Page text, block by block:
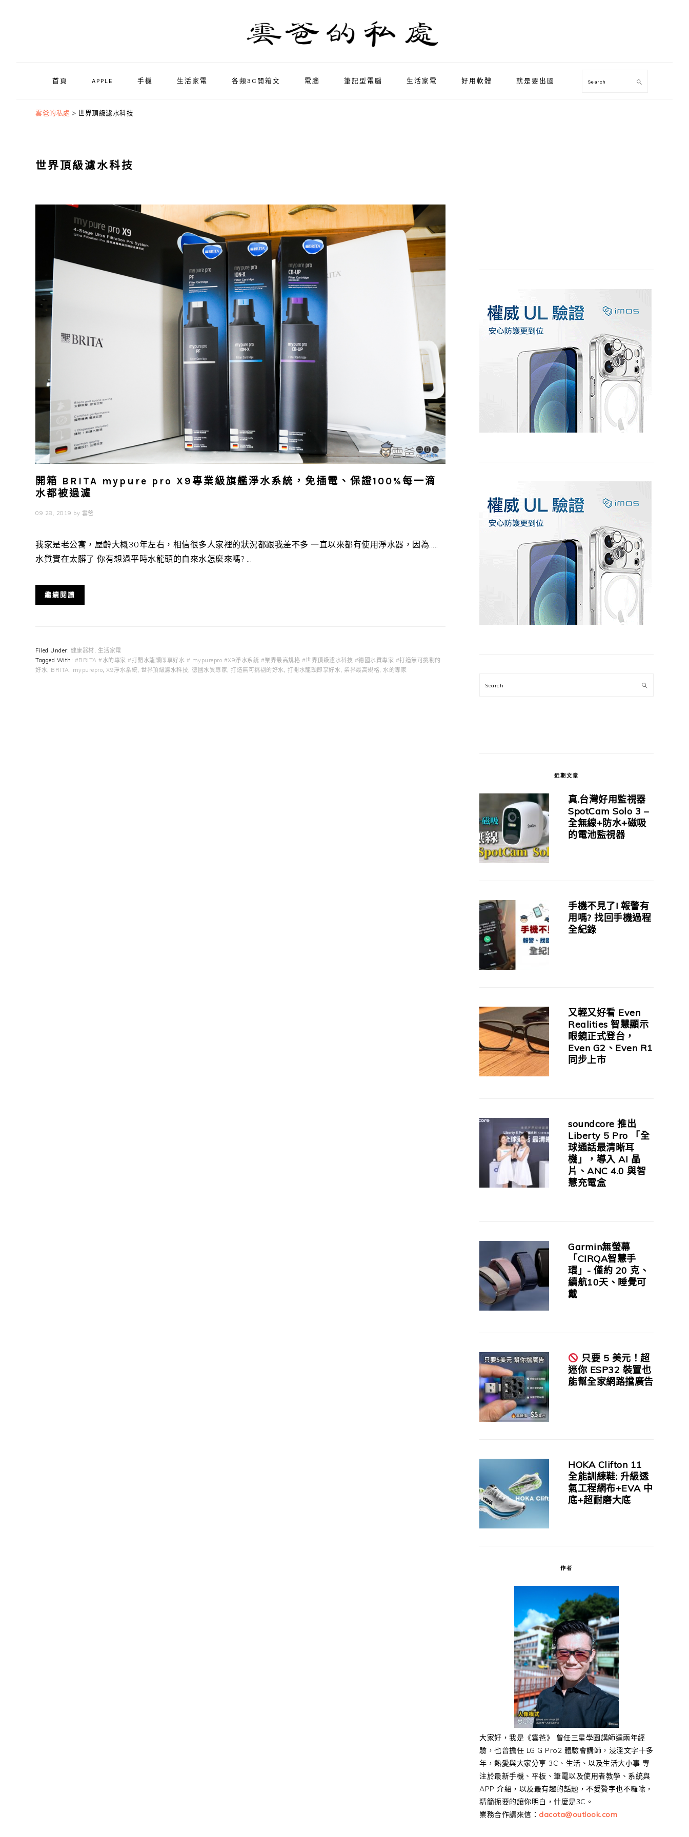
首頁 APPLE 手機 生活家電 各類3C開箱文 電腦 筆記型電腦 生活家電 好用軟體 就是要出國 Search
雲爸的私處 > 世界頂級濾水科技
世界頂級濾水科技
開箱 BRITA mypure pro X9專業級旗艦淨水系統，免插電、保證100%每一滴
水都被過濾
09 28, 2019 by 雲爸
我家是老公寓，屋齡大概30年左右，相信很多人家裡的狀況都跟我差不多 一直以來都有使用淨水器，因為.....
水質實在太髒了 你有想過平時水龍頭的自來水怎麼來嗎? ...
繼續閱讀
Filed Under: 健康器材, 生活家電
Tagged With: #BRITA #水的專家 #打開水龍頭即享好水 # mypurepro #X9淨水系統 #業界最高規格 #世界頂級濾水科技 #德國水質專家 #打造無可挑剔的
好水, BRITA, mypurepro, X9淨水系統, 世界頂級濾水科技, 德國水質專家, 打造無可挑剔的好水, 打開水龍頭即享好水, 業界最高規格, 水的專家
Search
近期文章
真.台灣好用監視器
SpotCam Solo 3 –
全無線+防水+磁吸
的電池監視器
手機不見了! 報警有
用嗎? 找回手機過程
全紀錄
又輕又好看 Even
Realities 智慧顯示
眼鏡正式登台，
Even G2、Even R1
同步上市
soundcore 推出
Liberty 5 Pro 「全
球通話最清晰耳
機」，導入 AI 晶
片、ANC 4.0 與智
慧充電盒
Garmin無螢幕
「CIRQA智慧手
環」- 僅約 20 克、
續航10天、睡覺可
戴
只要 5 美元！超
迷你 ESP32 裝置也
能幫全家網路擋廣告
HOKA Clifton 11
全能訓練鞋: 升級透
氣工程網布+EVA 中
底+超耐磨大底
作者
大家好，我是《雲爸》 曾任三星學園講師達兩年經
驗，也曾擔任 LG G Pro2 體驗會講師，浸淫文字十多
年，熱愛與大家分享 3C、生活、以及生活大小事 專
注於最新手機、平板、筆電以及使用者教學、系統與
APP 介紹，以及最有趣的話題，不愛贅字也不囉嗦，
精簡扼要的讓你明白，什麼是3C。
業務合作請來信： dacota@outlook.com